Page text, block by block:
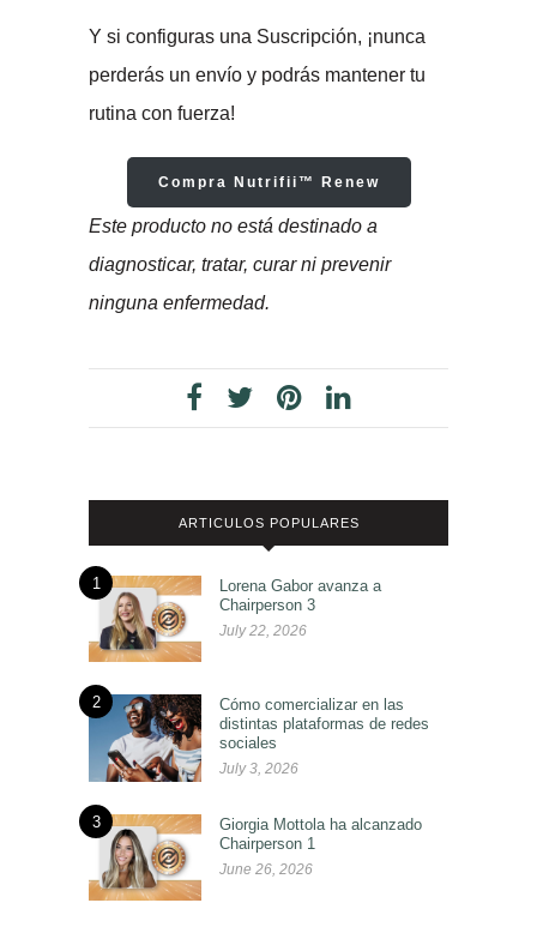
Y si configuras una Suscripción, ¡nunca
perderás un envío y podrás mantener tu
rutina con fuerza!
Compra Nutrifii™ Renew
Este producto no está destinado a
diagnosticar, tratar, curar ni prevenir
ninguna enfermedad.
ARTICULOS POPULARES
1
Lorena Gabor avanza a
Chairperson 3
July 22, 2026
2
Cómo comercializar en las
distintas plataformas de redes
sociales
July 3, 2026
3
Giorgia Mottola ha alcanzado
Chairperson 1
June 26, 2026